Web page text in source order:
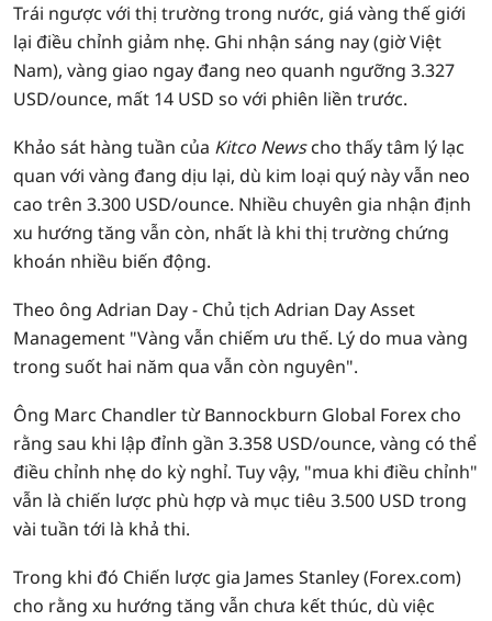
Trái ngược với thị trường trong nước, giá vàng thế giới
lại điều chỉnh giảm nhẹ. Ghi nhận sáng nay (giờ Việt
Nam), vàng giao ngay đang neo quanh ngưỡng 3.327
USD/ounce, mất 14 USD so với phiên liền trước.
Khảo sát hàng tuần của Kitco Newscho thấy tâm lý lạc
quan với vàng đang dịu lại, dù kim loại quý này vẫn neo
cao trên 3.300 USD/ounce. Nhiều chuyên gia nhận định
xu hướng tăng vẫn còn, nhất là khi thị trường chứng
khoán nhiều biến động.
Theo ông Adrian Day - Chủ tịch Adrian Day Asset
Management "Vàng vẫn chiếm ưu thế. Lý do mua vàng
trong suốt hai năm qua vẫn còn nguyên".
Ông Marc Chandler từ Bannockburn Global Forex cho
rằng sau khi lập đỉnh gần 3.358 USD/ounce, vàng có thể
điều chỉnh nhẹ do kỳ nghỉ. Tuy vậy, "mua khi điều chỉnh"
vẫn là chiến lược phù hợp và mục tiêu 3.500 USD trong
vài tuần tới là khả thi.
Trong khi đó Chiến lược gia James Stanley (Forex.com)
cho rằng xu hướng tăng vẫn chưa kết thúc, dù việc